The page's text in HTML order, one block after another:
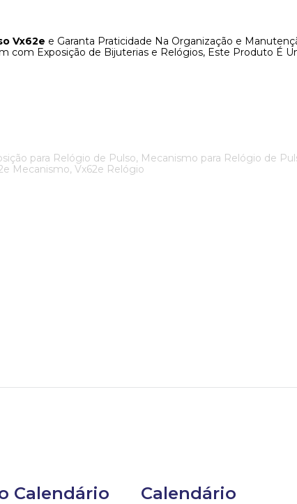
Vx62e e Garanta Praticidade Na Organização e
com Exposição de Bijuterias e Relógios, Este Produto É
para Relógio de Pulso, Mecanismo para Relógio de
Mecanismo, Vx62e Relógio
Calendário Calendário